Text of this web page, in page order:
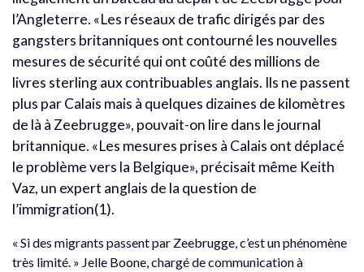
l’Angleterre. «Les réseaux de trafic dirigés par des
gangsters britanniques ont contourné les nouvelles
mesures de sécurité qui ont coûté des millions de
livres sterling aux contribuables anglais. Ils ne passent
plus par Calais mais à quelques dizaines de kilomètres
de là à Zeebrugge», pouvait-on lire dans le journal
britannique. «Les mesures prises à Calais ont déplacé
le problème vers la Belgique», précisait même Keith
Vaz, un expert anglais de la question de
l’immigration(1).
« Si des migrants passent par Zeebrugge, c’est un phénomène
très limité. » Jelle Boone, chargé de communication à